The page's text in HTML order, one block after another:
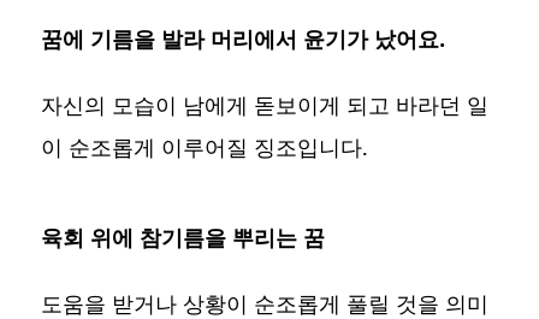
꿈에 기름을 발라 머리에서 윤기가 났어요.
자신의 모습이 남에게 돋보이게 되고 바라던 일
이 순조롭게 이루어질 징조입니다.
육회 위에 참기름을 뿌리는 꿈
도움을 받거나 상황이 순조롭게 풀릴 것을 의미